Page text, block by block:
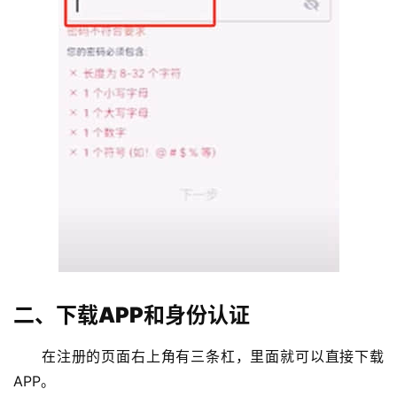
二、下载APP和身份认证
在注册的页面右上角有三条杠，里面就可以直接下载
APP。